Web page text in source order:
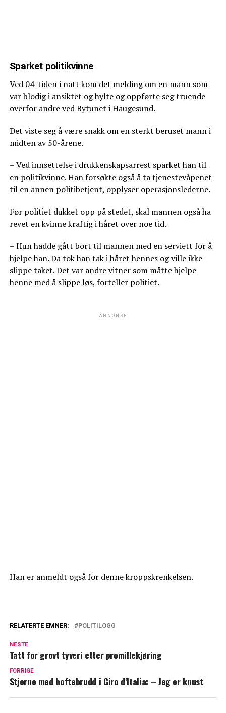
Sparket politikvinne
Ved 04-tiden i natt kom det melding om en mann som
var blodig i ansiktet og hylte og oppførte seg truende
overfor andre ved Bytunet i Haugesund.
Det viste seg å være snakk om en sterkt beruset mann i
midten av 50-årene.
– Ved innsettelse i drukkenskapsarrest sparket han til
en politikvinne. Han forsøkte også å ta tjenestevåpenet
til en annen politibetjent, opplyser operasjonslederne.
Før politiet dukket opp på stedet, skal mannen også ha
revet en kvinne kraftig i håret over noe tid.
– Hun hadde gått bort til mannen med en serviett for å
hjelpe han. Da tok han tak i håret hennes og ville ikke
slippe taket. Det var andre vitner som måtte hjelpe
henne med å slippe løs, forteller politiet.
ANNONSE
Han er anmeldt også for denne kroppskrenkelsen.
RELATERTE EMNER: POLITILOGG
NESTE
Tatt for grovt tyveri etter promillekjøring
FORRIGE
Stjerne med hoftebrudd i Giro d’Italia: – Jeg er knust